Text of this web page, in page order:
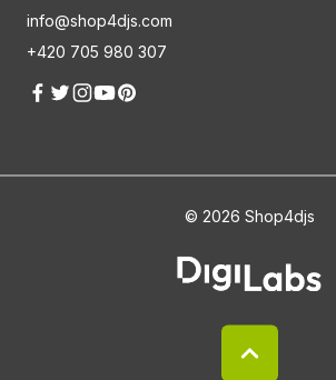
info@shop4djs.com
+420 705 980 307
© 2026 Shop4djs